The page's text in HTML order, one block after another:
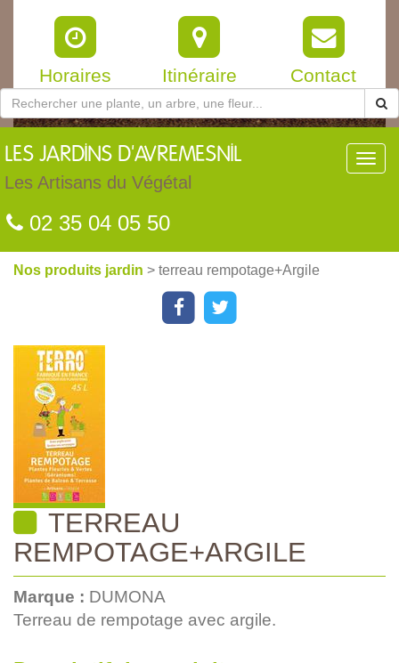
Horaires Itinéraire Contact
LES JARDINS D'AVREMESNIL
Les Artisans du Végétal
02 35 04 05 50
Nos produits jardin > terreau rempotage+Argile
TERREAU
REMPOTAGE+ARGILE
Marque : DUMONA
Terreau de rempotage avec argile.